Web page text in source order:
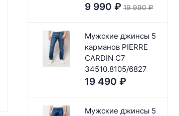
Мужские джинсы 5 карманов PIERRE
10 990 ₽ 21 490 ₽
Экономия 10 500₽
В корзину
9 990 ₽ 19 990 ₽
Мужские джинсы 5
карманов PIERRE
CARDIN C7
34510.8105/6827
19 490 ₽
Мужские джинсы 5